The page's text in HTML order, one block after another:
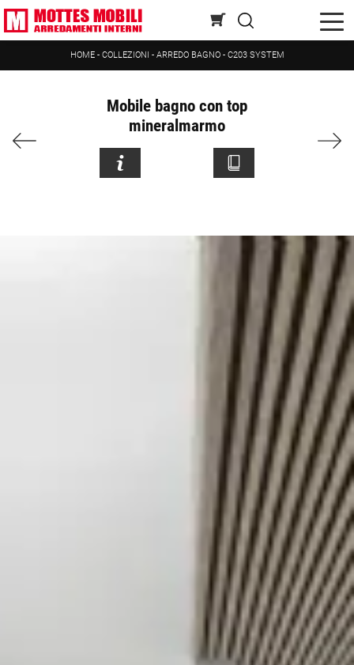
HOME- COLLEZIONI - ARREDO BAGNO - C203 SYSTEM
Mobile bagno con top
mineralmarmo